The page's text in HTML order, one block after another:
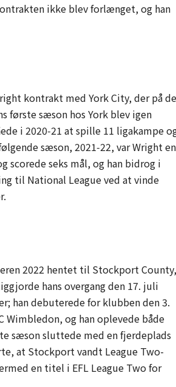
ikke blev forlænget, og han
kontrakt med York City, der på
første sæson hos York blev igen
i 2020‑21 at spille 11 ligakampe
sæson, 2021‑22, var Wright en
scorede seks mål, og han bidrog i
til National League ved at vinde
2022 hentet til Stockport County,
hans overgang den 17. juli
han debuterede for klubben den 3.
Wimbledon, og han oplevede både
sæson sluttede med en fjerdeplads
at Stockport vandt League Two-
en titel i EFL League Two for